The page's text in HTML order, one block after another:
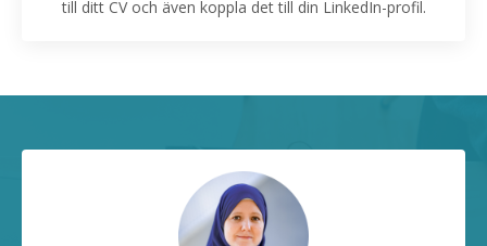
till ditt CV och även koppla det till din LinkedIn-profil.